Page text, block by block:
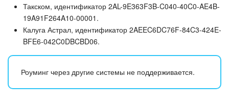
Маркетинг
Центр продаж
BI Конструктор
Такском, идентификатор 2AL-9E363F3B-C040-40C0-AE4B-
19A91F264A10-00001.
Калуга Астрал, идентификатор 2AEEC6DC76F-84C3-424E-
BFE6-042C0DBCBD06.
Роуминг через другие системы не поддерживается.